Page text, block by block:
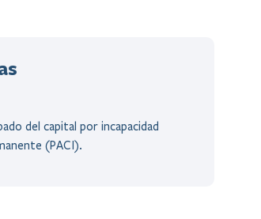
del capital por incapacidad
(PACI).